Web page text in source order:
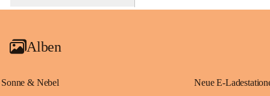
Alben
Sonne & Nebel